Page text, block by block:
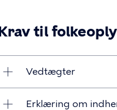
til
Vedtægter
Erklæring om